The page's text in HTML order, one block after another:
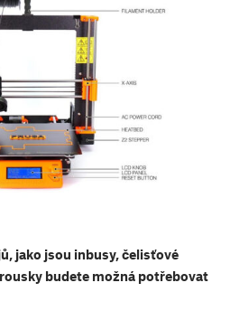
jako jsou inbusy, čelisťové
budete možná potřebovat